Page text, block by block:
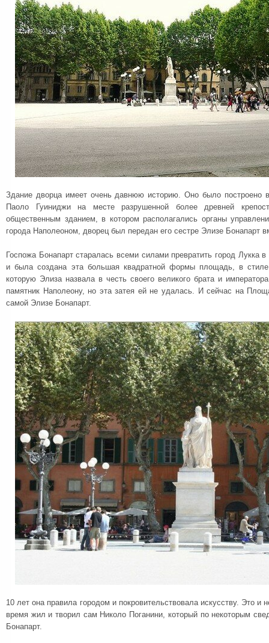
Здание дворца имеет очень давнюю историю. Оно было построено
Паоло Гуиниджи на месте разрушенной более древней
общественным зданием, в котором располагались органы
города Наполеоном, дворец был передан его сестре Элизе Бонапарт
Госпожа Бонапарт старалась всеми силами превратить город Лукка
и была создана эта большая квадратной формы площадь, в
которую Элиза назвала в честь своего великого брата и
памятник Наполеону, но эта затея ей не удалась. И сейчас на
самой Элизе Бонапарт.
10 лет она правила городом и покровительствовала искусству. Это и
время жил и творил сам Николо Поганини, который по некоторым
Бонапарт.